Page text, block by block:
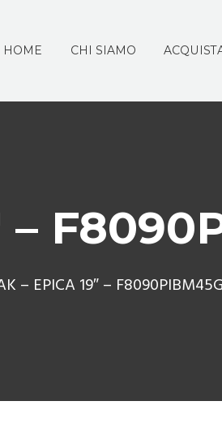
HOME CHI SIAMO
–
– EPICA 19″ –